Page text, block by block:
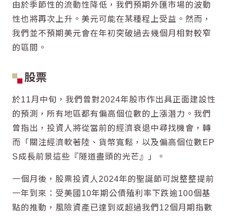
由於季節性的流動性降低，我們預期外匯市場的波動
性也將再次上升。美元可能在某種程上受益。然而，
我們並不預期美元會在年初突破過去幾個月相對較窄
的區間。
股票
於11月中旬，我們曾對2024年股市作出具正面建設性
的預測，所有地區都有偏高個位數的上漲潛力。我們
曾指出，投資人將從當前的經濟衰退中尋找機會，轉
而「關注經濟軟著陸、貨幣寬鬆，以及偏高個位數EP
S成長前景這些『隧道盡頭的光芒』」。
一個月後，股票投資人2024年的聖誕節可說整整提前
一年到來：受美國10年期公債殖利率下跌逾100個基
點的推動，風險資產已達到或超過我們12個月期指數